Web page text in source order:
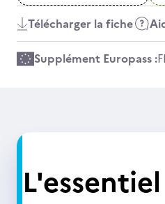
Télécharger la fiche
Supplément Europass :
L'essentiel